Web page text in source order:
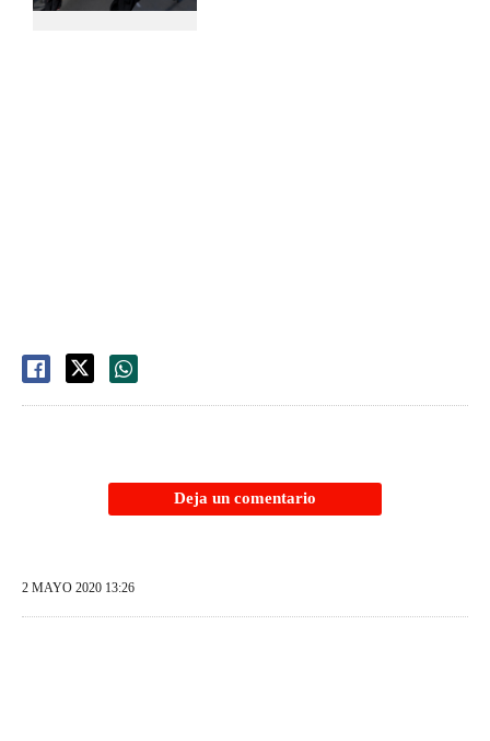
Deja un comentario
2 MAYO 2020 13:26